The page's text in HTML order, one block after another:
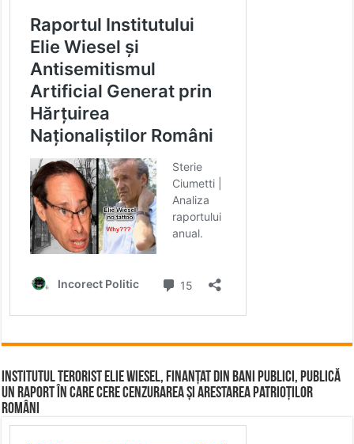
Institutul terorist Elie Wiesel, finanțat din bani publici, publică
un raport în care cere cenzurarea și arestarea patrioților
români